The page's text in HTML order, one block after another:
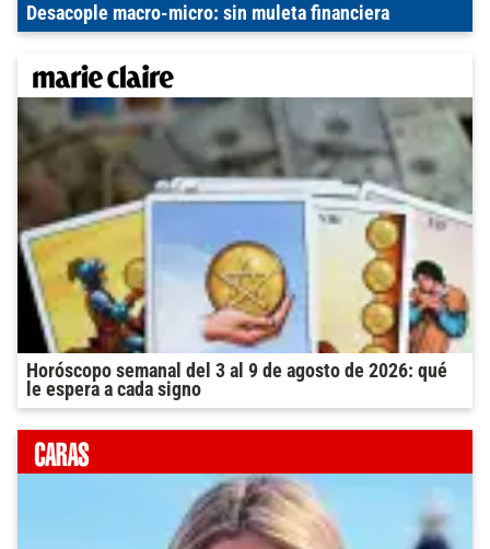
Desacople macro-micro: sin muleta financiera
Horóscopo semanal del 3 al 9 de agosto de 2026: qué
le espera a cada signo